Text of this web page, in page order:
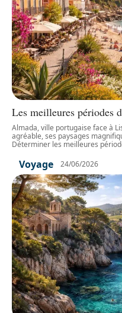
Les meilleures périodes
Almada, ville portugaise face à
agréable, ses paysages
Déterminer les meilleures
Voyage 24/06/2026